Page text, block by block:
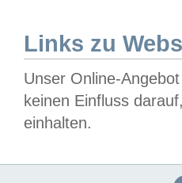
Links zu
Unser Online-
keinen Einfluss
einhalten.